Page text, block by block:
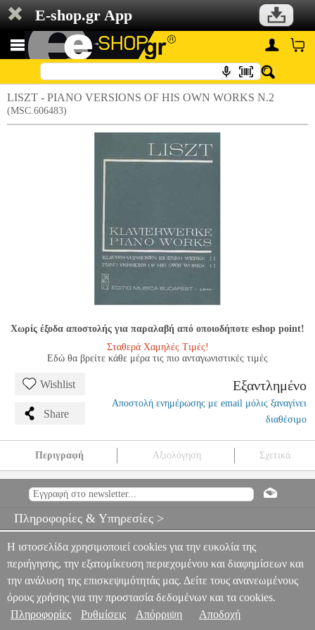
E-shop.gr App
LISZT - PIANO VERSIONS OF HIS OWN WORKS N.2
(MSC.606483)
Χωρίς έξοδα αποστολής για παραλαβή από οποιοδήποτε eshop point!
Σταθερά Χαμηλές Τιμές!
Εδώ θα βρείτε κάθε μέρα τις πιο ανταγωνιστικές τιμές
Wishlist
Share
Εξαντλημένο
Αποστολή ενημέρωσης με email μόλις ξαναγίνει
διαθέσιμο
Περιγραφή Αξιολόγηση Σχετικά
MSC.606483 MSC.606483 BUDAPEST BUDAPEST
ΜΟΥΣΙΚΑ
WORKS N.2
0
Πληροφορίες & Υπηρεσίες >
Η ιστοσελίδα χρησιμοποιεί cookies για την ευκολία της
περιήγησης, την εξατομίκευση περιεχομένου και διαφημίσεων και
την ανάλυση της επισκεψιμότητάς μας. Δείτε τους ανανεωμένους
όρους χρήσης για την προστασία δεδομένων και τα cookies.
Πληροφορίες
Ρυθμίσεις Απόρριψη Αποδοχή